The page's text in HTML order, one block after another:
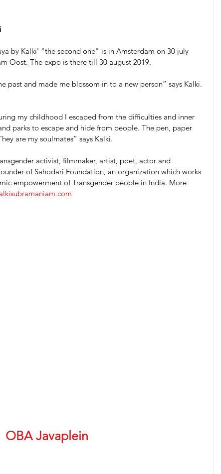
by Kalki' "the second one" is in Amsterdam on 30 july
Oost. The expo is there till 30 august 2019.
past and made me blossom in to a new person” says Kalki.
my childhood I escaped from the difficulties and inner
parks to escape and hide from people. The pen, paper
are my soulmates” says Kalki.
activist, filmmaker, artist, poet, actor and
of Sahodari Foundation, an organization which works
empowerment of Transgender people in India. More
OBA Javaplein